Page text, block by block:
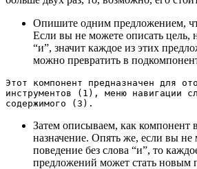
Опишите одним предложением,
Если вы не можете описать цель,
“и”, значит каждое из этих
можно превратить в
Этот компонент предназначен для
инструментов (1), меню навигации
содержимого (3).
Затем описываем, как компонент
назначение. Опять же, если вы не
поведение без слова “и”, то
предложений может стать новым